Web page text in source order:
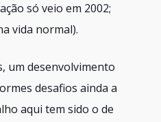
só veio em 2002;
vida normal).
um desenvolvimento
desafios ainda a
aqui tem sido o de